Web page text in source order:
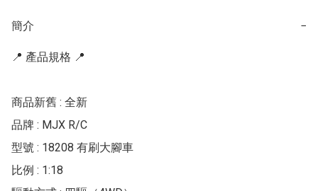
簡介 −
📍 產品規格 📍
商品新舊 : 全新
品牌 : MJX R/C
型號 : 18208 有刷大腳車
比例 : 1:18